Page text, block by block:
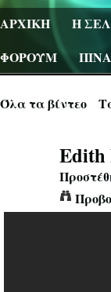
ΑΡΧΙΚΗ Η
ΦΟΡΟΥΜ
Όλα τα βίντεο
Edith